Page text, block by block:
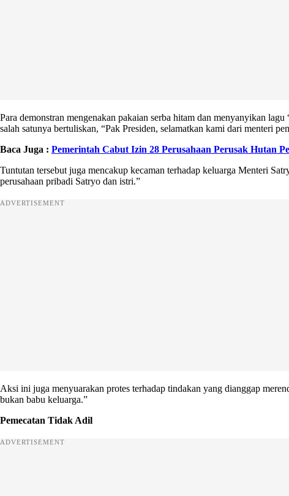
Para demonstran mengenakan pakaian serba hitam dan menyanyikan
salah satunya bertuliskan, “Pak Presiden, selamatkan kami dari menteri
Baca Juga : Pemerintah Cabut Izin 28 Perusahaan Perusak Hutan
Tuntutan tersebut juga mencakup kecaman terhadap keluarga Menteri
perusahaan pribadi Satryo dan istri.”
ADVERTISEMENT
Aksi ini juga menyuarakan protes terhadap tindakan yang dianggap
bukan babu keluarga.”
Pemecatan Tidak Adil
ADVERTISEMENT